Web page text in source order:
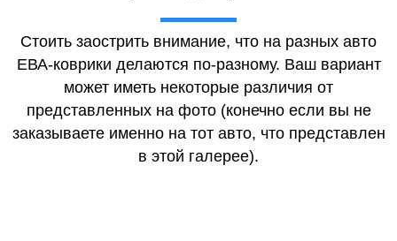
Стоить заострить внимание, что на разных авто
ЕВА-коврики делаются по-разному. Ваш вариант
может иметь некоторые различия от
представленных на фото (конечно если вы не
заказываете именно на тот авто, что представлен
в этой галерее).